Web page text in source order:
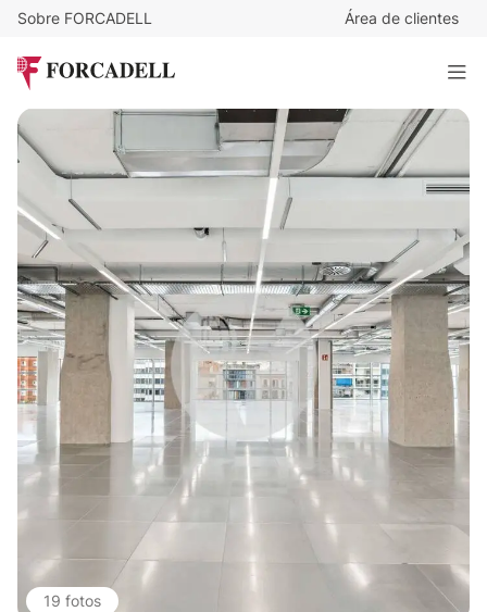
Sobre FORCADELL Área de clientes
EDIFICIO ESTEL
1.447 m²
19 fotos